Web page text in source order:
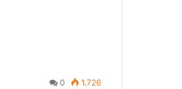
0 1.726